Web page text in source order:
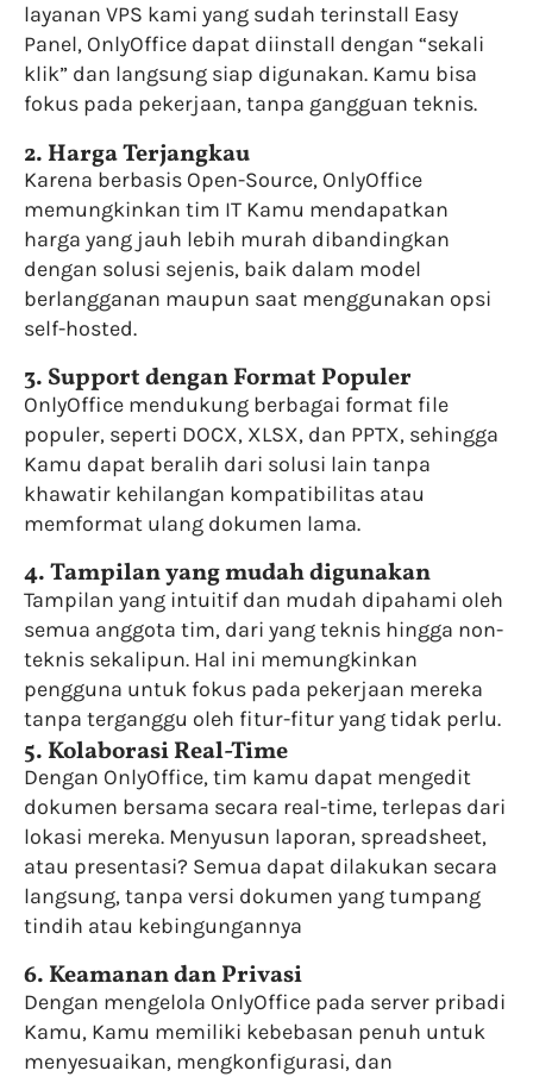
layanan VPS kami yang sudah terinstall Easy
Panel, OnlyOffice dapat diinstall dengan “sekali
klik” dan langsung siap digunakan. Kamu bisa
fokus pada pekerjaan, tanpa gangguan teknis.
2. Harga Terjangkau
Karena berbasis Open-Source, OnlyOffice
memungkinkan tim IT Kamu mendapatkan
harga yang jauh lebih murah dibandingkan
dengan solusi sejenis, baik dalam model
berlangganan maupun saat menggunakan opsi
self-hosted.
3. Support dengan Format Populer
OnlyOffice mendukung berbagai format file
populer, seperti DOCX, XLSX, dan PPTX, sehingga
Kamu dapat beralih dari solusi lain tanpa
khawatir kehilangan kompatibilitas atau
memformat ulang dokumen lama.
4. Tampilan yang mudah digunakan
Tampilan yang intuitif dan mudah dipahami oleh
semua anggota tim, dari yang teknis hingga non-
teknis sekalipun. Hal ini memungkinkan
pengguna untuk fokus pada pekerjaan mereka
tanpa terganggu oleh fitur-fitur yang tidak perlu.
5. Kolaborasi Real-Time
Dengan OnlyOffice, tim kamu dapat mengedit
dokumen bersama secara real-time, terlepas dari
lokasi mereka. Menyusun laporan, spreadsheet,
atau presentasi? Semua dapat dilakukan secara
langsung, tanpa versi dokumen yang tumpang
tindih atau kebingungannya
6. Keamanan dan Privasi
Dengan mengelola OnlyOffice pada server pribadi
Kamu, Kamu memiliki kebebasan penuh untuk
menyesuaikan, mengkonfigurasi, dan